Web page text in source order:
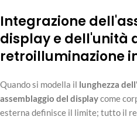
Integrazione
display e dell'unità
retroilluminazione
Quando si modella il lunghezza
assemblaggio del displaycome
esterna definisce il limite; tutto il